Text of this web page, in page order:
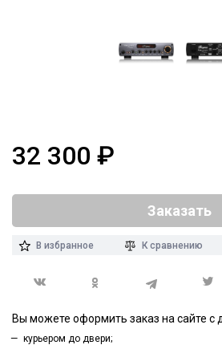
32 300 ₽
Заказать
В избранное К сравнению
Вы можете оформить заказ на сайте с
курьером до двери;